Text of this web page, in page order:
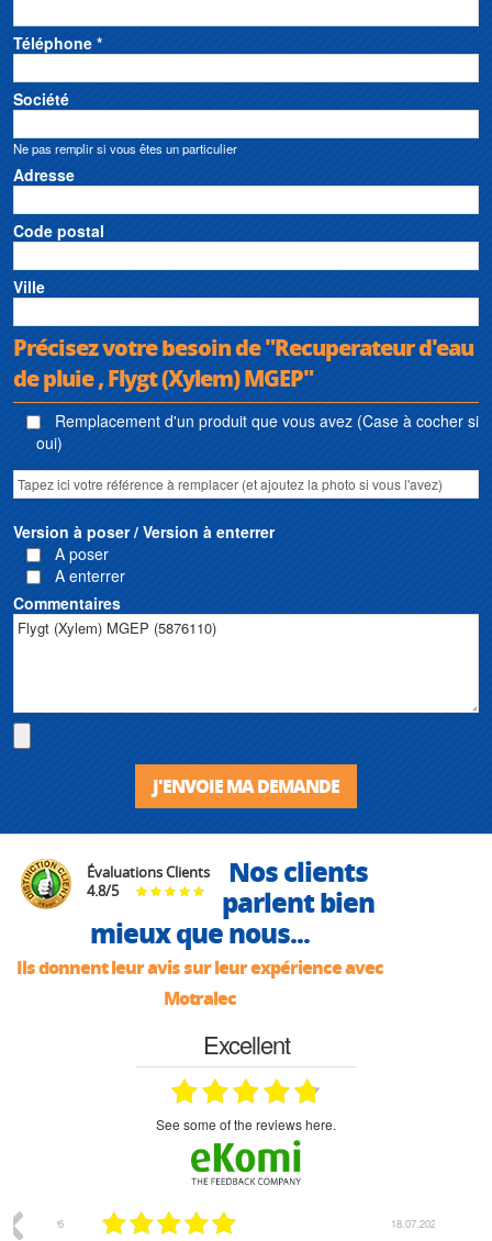
Téléphone *
Société
Ne pas remplir si vous êtes un particulier
Adresse
Code postal
Ville
Précisez votre besoin de "Recuperateur d'eau
de pluie , Flygt (Xylem) MGEP"
Remplacement d'un produit que vous avez (Case à cocher si
oui)
Version à poser / Version à enterrer
A poser
A enterrer
Commentaires
J'ENVOIE MA DEMANDE
Évaluations Clients
4.8/5
Nos clients
parlent bien
mieux que nous...
Ils donnent leur avis sur leur expérience avec
Motralec
Excellent
see some of the reviews here.
18.07.2026